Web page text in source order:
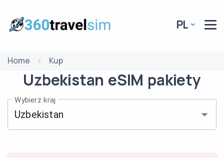
PL
Home Kup
Uzbekistan eSIM pakiety
Wybierz kraj